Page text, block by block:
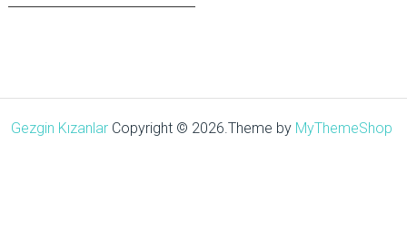
Gezgin KızanlarCopyright © 2026. Theme by MyThemeShop